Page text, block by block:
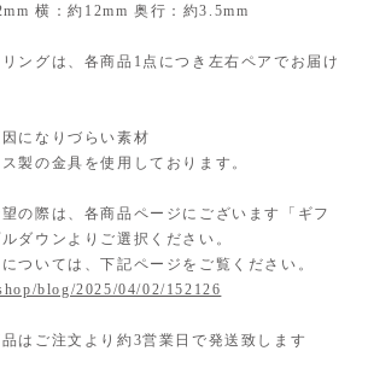
横：約12mm 奥行：約3.5mm
ングは、各商品1点につき左右ペアでお届け
になりづらい素材
製の金具を使用しております。
の際は、各商品ページにございます「ギフ
ダウンよりご選択ください。
ついては、下記ページをご覧ください。
blog/2025/04/02/152126
はご注文より約3営業日で発送致します